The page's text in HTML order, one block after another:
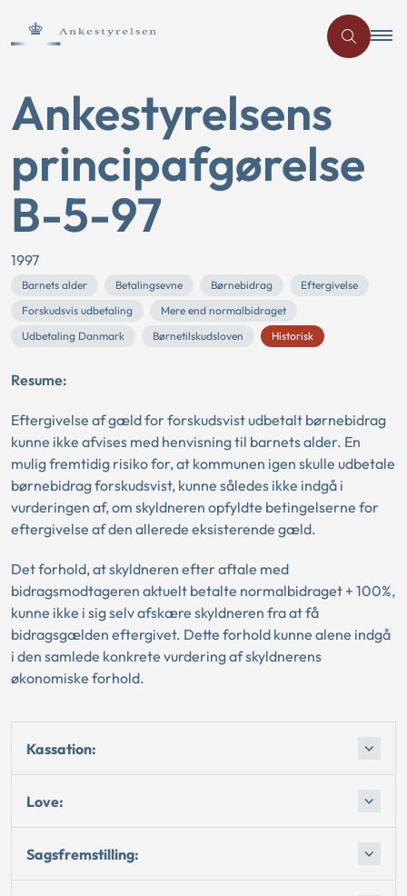
Ankestyrelsens
principafgørelse
B-5-97
1997
Barnets alder Betalingsevne Børnebidrag
Eftergivelse
Forskudsvis udbetaling
Mere end normalbidraget
Udbetaling Danmark
Børnetilskudsloven Historisk
Resume:
Eftergivelse af gæld for forskudsvist udbetalt børnebidrag
kunne ikke afvises med henvisning til barnets alder. En
mulig fremtidig risiko for, at kommunen igen skulle udbetale
børnebidrag forskudsvist, kunne således ikke indgå i
vurderingen af, om skyldneren opfyldte betingelserne for
eftergivelse af den allerede eksisterende gæld.
Det forhold, at skyldneren efter aftale med
bidragsmodtageren aktuelt betalte normalbidraget + 100%,
kunne ikke i sig selv afskære skyldneren fra at få
bidragsgælden eftergivet. Dette forhold kunne alene indgå
i den samlede konkrete vurdering af skyldnerens
økonomiske forhold.
Kassation:
Love:
Sagsfremstilling: